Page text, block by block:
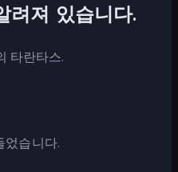
려져 있습니다.
타란타스.
었습니다.